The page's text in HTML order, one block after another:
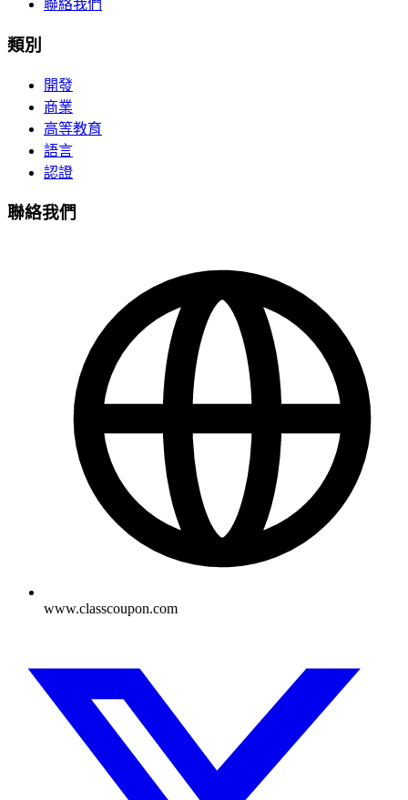
聯絡我們
類別
開發
商業
高等教育
語言
認證
聯絡我們
www.classcoupon.com